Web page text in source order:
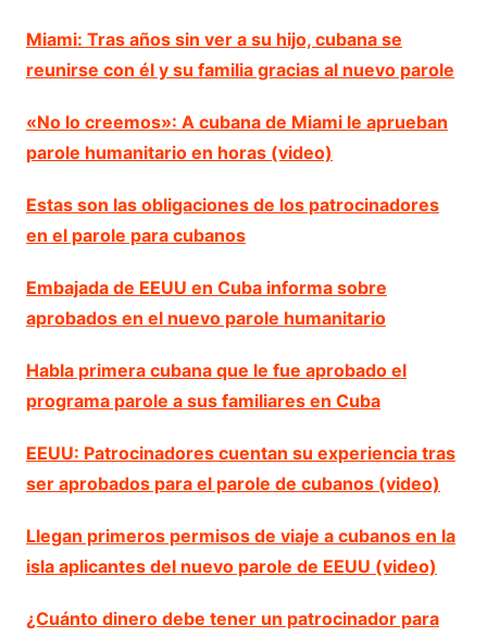
Miami: Tras años sin ver a su hijo, cubana se
reunirse con él y su familia gracias al nuevo parole
«No lo creemos»: A cubana de Miami le aprueban
parole humanitario en horas (video)
Estas son las obligaciones de los patrocinadores
en el parole para cubanos
Embajada de EEUU en Cuba informa sobre
aprobados en el nuevo parole humanitario
Habla primera cubana que le fue aprobado el
programa parole a sus familiares en Cuba
EEUU: Patrocinadores cuentan su experiencia tras
ser aprobados para el parole de cubanos (video)
Llegan primeros permisos de viaje a cubanos en la
isla aplicantes del nuevo parole de EEUU (video)
¿Cuánto dinero debe tener un patrocinador para